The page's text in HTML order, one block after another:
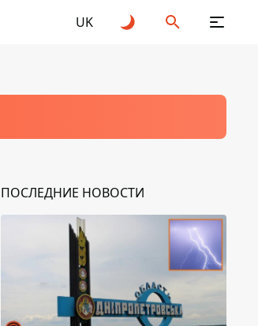
UK
ПОСЛЕДНИЕ НОВОСТИ